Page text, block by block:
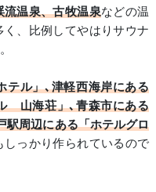
流温泉、古牧温泉などの温
、比例してやはりサウナ
テル」､津軽西海岸にある
山海荘」､青森市にある
周辺にある「ホテルグロ
しっかり作られているので